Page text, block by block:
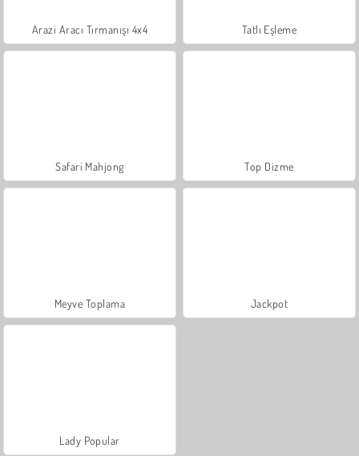
Arazi Aracı Tırmanışı 4x4 Tatlı Eşleme
Safari Mahjong Top Dizme
Meyve Toplama Jackpot
Lady Popular